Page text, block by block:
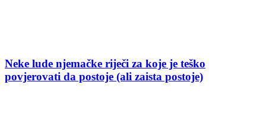
Neke lude njemačke riječi za koje je teško
povjerovati da postoje (ali zaista postoje)